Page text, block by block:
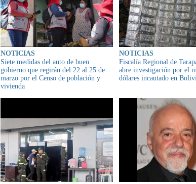
NOTICIAS
Siete medidas del auto de buen
gobierno que regirán del 22 al 25 de
marzo por el Censo de población y
vivienda
NOTICIAS
Fiscalía Regional de
abre investigación por el
dólares incautado en